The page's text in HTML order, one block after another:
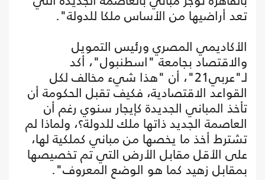
تعد أراضيها من الأساس ملكا للدولة".
الأكاديمي المصري ورئيس التمويل
والاقتصاد بجامعة "اسطنبول"، أكد
لـ"عربي21"، أن "هذا شيء مخالف لكل
القواعد الاقتصادية، فكيف تقبل الحكومة أن
تأخذ المباني الجديدة كإيجار سنوي رغم أن
العاصمة الجديد ذاتها ملك للدولة؟، ولماذا لم
تشترط أخذ ما يخصها من مباني كملكية لها،
على الأقل مقابل الأرض التي تم تخصيصها
بمقابل زهيد كما هو الوضع المعروف".